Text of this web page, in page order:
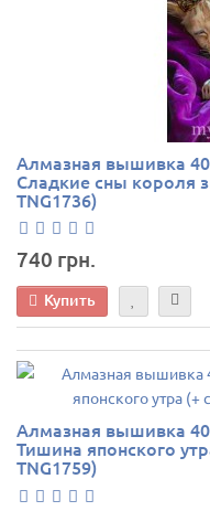
Алмазная вышивка
Сладкие сны короля
TNG1736)
740 грн.
Купить
Алмазная вышивка
Тишина японского
TNG1759)